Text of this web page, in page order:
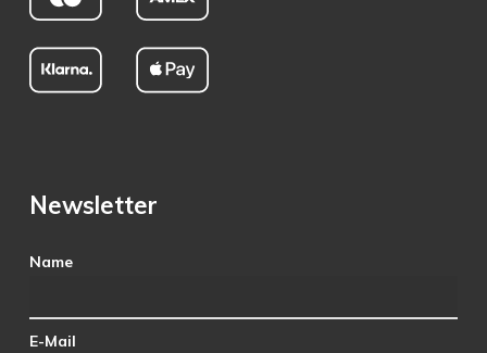
Newsletter
Name
E-Mail